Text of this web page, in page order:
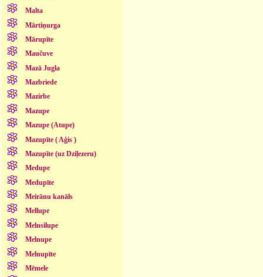
Malta
Mārtiņurga
Mārupīte
Maučuve
Mazā Jugla
Mazbriede
Mazirbe
Mazupe
Mazupe (Atupe)
Mazupīte ( Aģis )
Mazupīte (uz Dziļezeru)
Medupe
Medupīte
Meirānu kanāls
Mellupe
Melnsilupe
Melnupe
Melnupīte
Mēmele